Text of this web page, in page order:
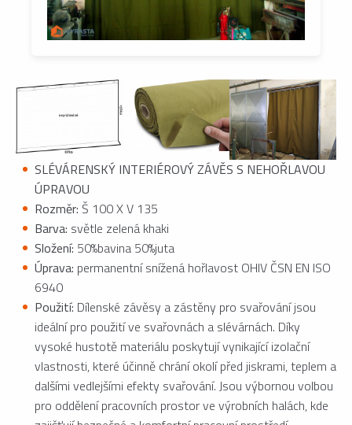
SLÉVÁRENSKÝ INTERIÉROVÝ ZÁVĚS S NEHOŘLAVOU
ÚPRAVOU
Rozměr: Š 100 X V 135
Barva: světle zelená khaki
Složení: 50%bavina 50%juta
Úprava: permanentní snížená hořlavost OHIV ČSN EN ISO
6940
Použití: Dílenské závěsy a zástěny pro svařování jsou
ideální pro použití ve svařovnách a slévárnách. Díky
vysoké hustotě materiálu poskytují vynikající izolační
vlastnosti, které účinně chrání okolí před jiskrami, teplem a
dalšími vedlejšími efekty svařování. Jsou výbornou volbou
pro oddělení pracovních prostor ve výrobních halách, kde